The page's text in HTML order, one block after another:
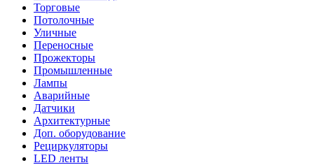
Торговые
Потолочные
Уличные
Переносные
Прожекторы
Промышленные
Лампы
Аварийные
Датчики
Архитектурные
Доп. оборудование
Рециркуляторы
LED ленты